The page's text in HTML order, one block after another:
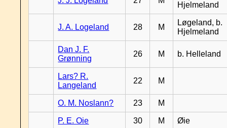
Hjelmeland
J. A. Logeland 28 M
Løgeland, b.
Hjelmeland
Dan J. F.
Grønning
26 M b. Helleland
Lars? R.
Langeland
22 M
O. M. Noslann? 23 M
P. E. Oie 30 M Øie